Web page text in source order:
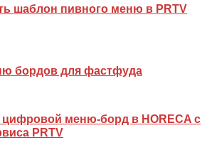
шаблон пивного меню в PRTV
бордов для фастфуда
цифровой меню‑борд в HORECA с
PRTV